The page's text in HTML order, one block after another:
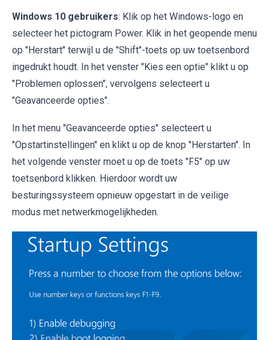
Windows 10 gebruikers: Klik op het Windows-logo en
selecteer het pictogram Power. Klik in het geopende menu
op "Herstart" terwijl u de "Shift"-toets op uw toetsenbord
ingedrukt houdt. In het venster "Kies een optie" klikt u op
"Problemen oplossen", vervolgens selecteert u
"Geavanceerde opties".
In het menu "Geavanceerde opties" selecteert u
"Opstartinstellingen" en klikt u op de knop "Herstarten". In
het volgende venster moet u op de toets "F5" op uw
toetsenbord klikken. Hierdoor wordt uw
besturingssysteem opnieuw opgestart in de veilige
modus met netwerkmogelijkheden.